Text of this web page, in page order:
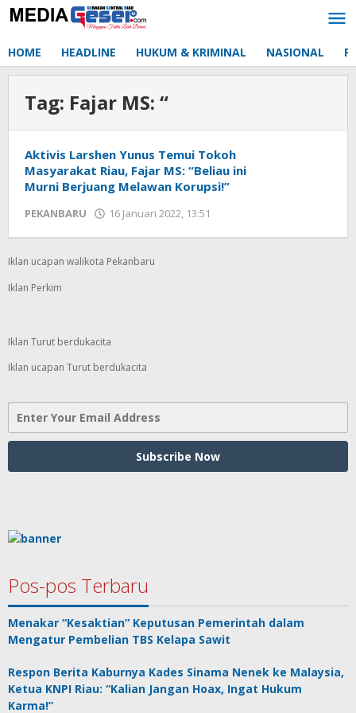
Lewati
ke
HOME HEADLINE HUKUM & KRIMINAL NASIONAL
Tag: Fajar MS: “
Aktivis Larshen Yunus Temui Tokoh
Masyarakat Riau, Fajar MS: “Beliau ini
Murni Berjuang Melawan Korupsi!”
PEKANBARU 16 Januari 2022, 13:51
Iklan ucapan walikota Pekanbaru
Iklan Perkim
Iklan Turut berdukacita
Iklan ucapan Turut berdukacita
Pos-pos Terbaru
Menakar “Kesaktian” Keputusan Pemerintah dalam
Mengatur Pembelian TBS Kelapa Sawit
Respon Berita Kaburnya Kades Sinama Nenek ke Malaysia,
Ketua KNPI Riau: “Kalian Jangan Hoax, Ingat Hukum
Karma!”